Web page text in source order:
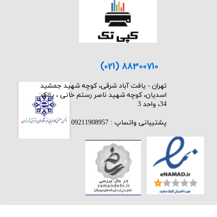
(021) 88300710
​تهران - یافت آباد شرقی، کوچه شهید جمشید
اسدیان، کوچه شهید ناصر رستم خانی ، پلاک:
34، واحد 3
پشتیبانی واتساپ : 09211908957